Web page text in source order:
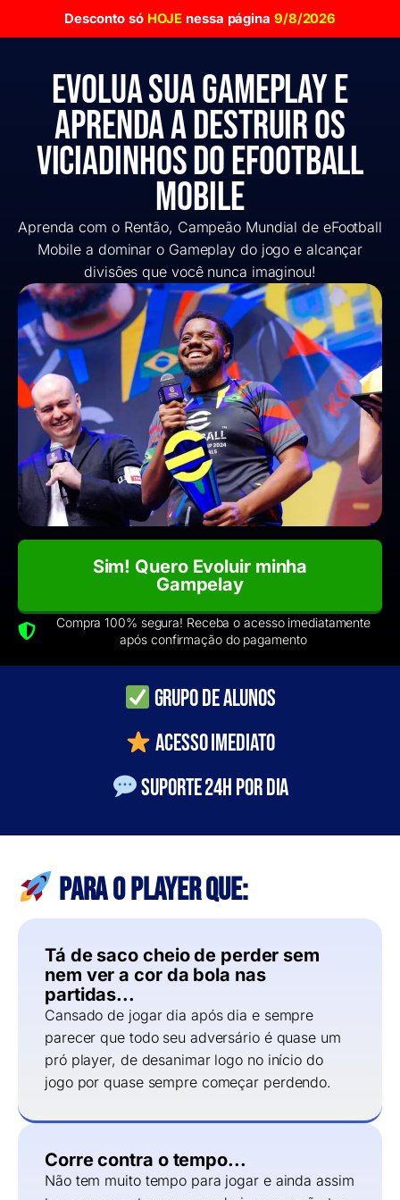
Desconto só HOJE nessa página 9/8/2026
Evolua sua Gameplay e
Aprenda a Destruir os
viciadinhos do efootball
mobile
Aprenda com o Rentão, Campeão Mundial de eFootball
Mobile a dominar o Gameplay do jogo e alcançar
divisões que você nunca imaginou!
Sim! Quero Evoluir minha
Gampelay
Compra 100% segura! Receba o acesso imediatamente
após confirmação do pagamento
grupo de alunos
ACESSO IMEDIATO
SUPORTE 24H POR DIA
Para o Player que:
Tá de saco cheio de perder sem
nem ver a cor da bola nas
partidas...
Cansado de jogar dia após dia e sempre
parecer que todo seu adversário é quase um
pró player, de desanimar logo no início do
jogo por quase sempre começar perdendo.
Corre contra o tempo...
Não tem muito tempo para jogar e ainda assim